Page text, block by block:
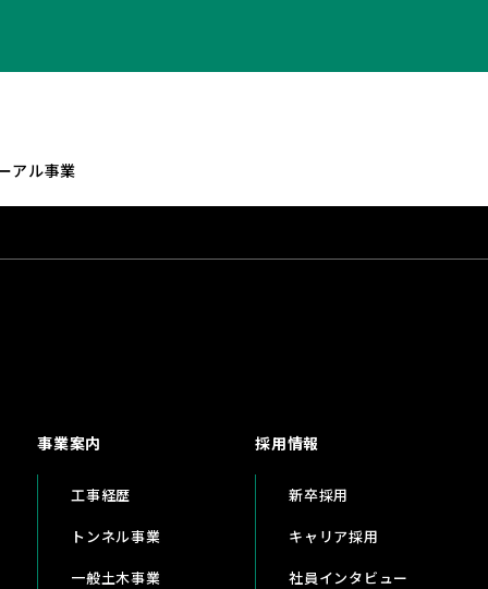
アル事業
事業案内
工事経歴
トンネル事業
一般土木事業
採用情報
新卒採用
キャリア採用
社員インタビュー